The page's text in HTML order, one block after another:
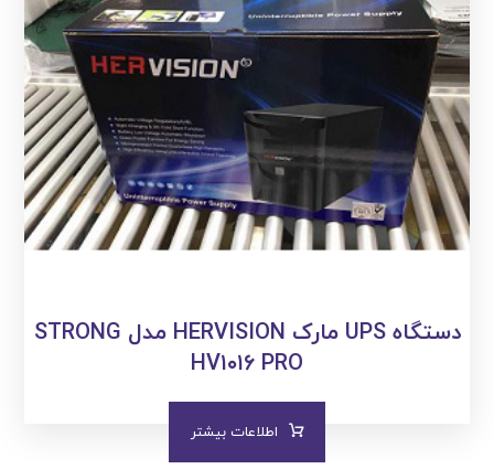
دستگاه UPS مارک HERVISION مدل STRONG
HV۱۰۱۶ PRO
اطلاعات بیشتر